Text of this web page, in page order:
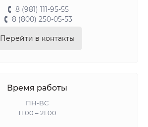
8 (981) 111-95-55
8 (800) 250-05-53
Перейти в контакты
Время работы
ПН-ВС
11:00 – 21:00